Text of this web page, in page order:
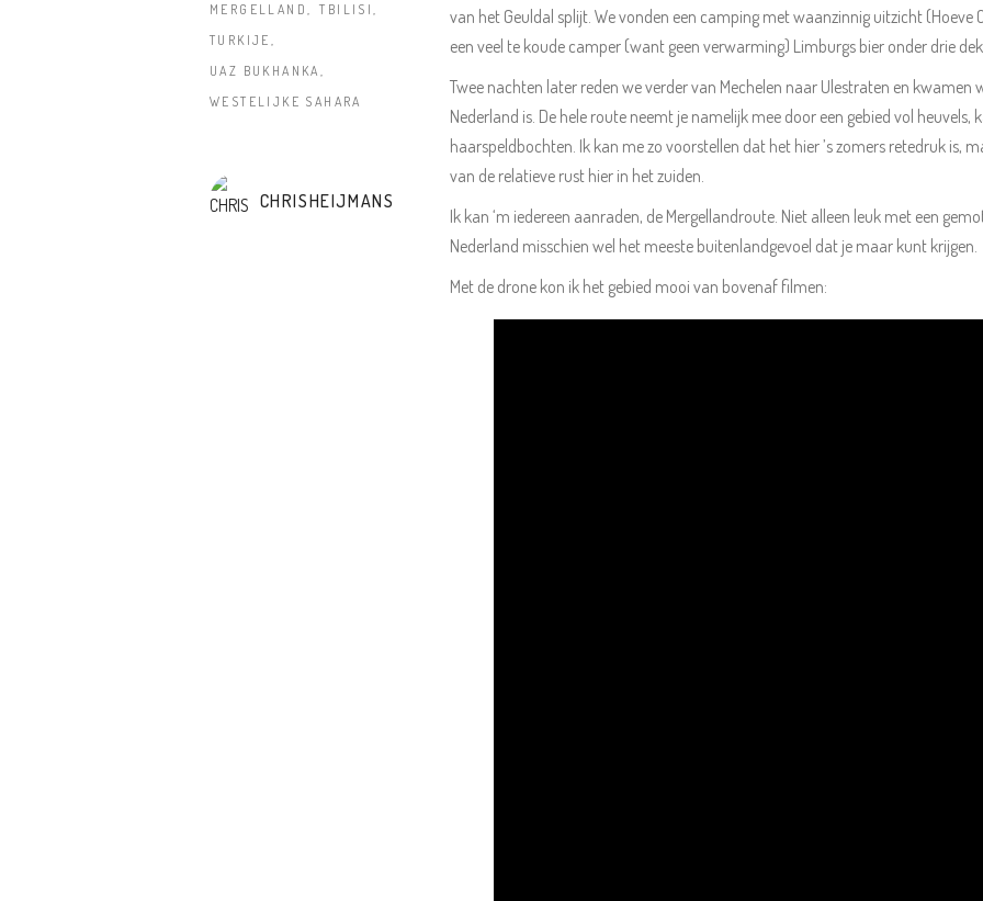
van het Geuldal splijt. We vonden een camping met waanzinnig uitzicht (Hoeve
een veel te koude camper (want geen verwarming) Limburgs bier onder drie
Twee nachten later reden we verder van Mechelen naar Ulestraten en
Nederland is. De hele route neemt je namelijk mee door een gebied vol
haarspeldbochten. Ik kan me zo voorstellen dat het hier ’s zomers retedruk is,
van de relatieve rust hier in het zuiden.
Ik kan ‘m iedereen aanraden, de Mergellandroute. Niet alleen leuk met een
Nederland misschien wel het meeste buitenlandgevoel dat je maar kunt krijgen.
Met de drone kon ik het gebied mooi van bovenaf filmen:
MERGELLAND
TBILISI
TURKIJE
UAZ BUKHANKA
WESTELIJKE SAHARA
CHRISHEIJMANS